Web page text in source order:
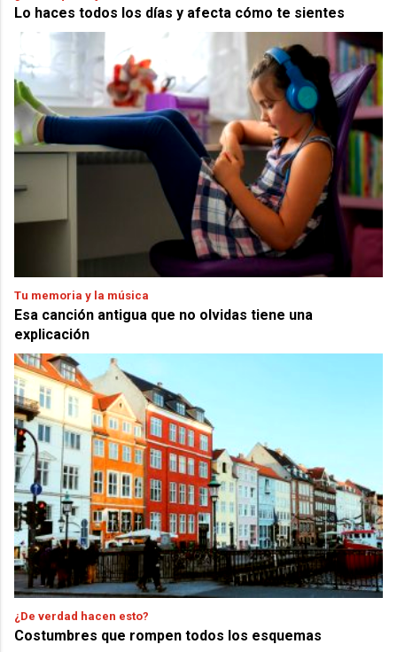
Lo haces todos los días y afecta cómo te sientes
Tu memoria y la música
Esa canción antigua que no olvidas tiene una
explicación
¿De verdad hacen esto?
Costumbres que rompen todos los esquemas